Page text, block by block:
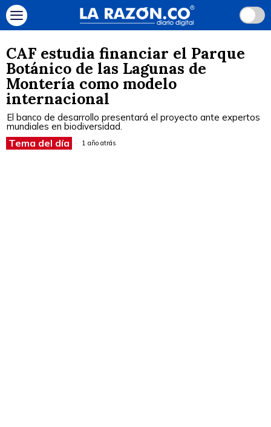
CAF estudia financiar el Parque
Botánico de las Lagunas de
Montería como modelo
internacional
El banco de desarrollo presentará el proyecto ante expertos
mundiales en biodiversidad.
Tema del día 1 año atrás